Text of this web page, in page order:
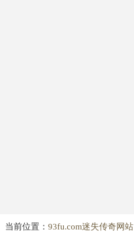
当前位置： 93fu.com迷失传奇网站